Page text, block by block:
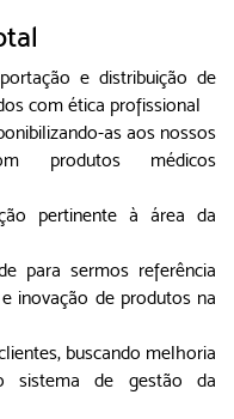
e distribuição de
com ética profissional
as aos nossos
produtos médicos
pertinente à área da
para sermos referência
inovação de produtos na
buscando melhoria
sistema de gestão da